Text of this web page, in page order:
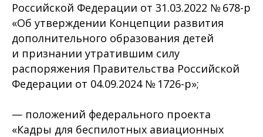
Российской Федерации от 31.03.2022 № 678-р
«Об утверждении Концепции развития
дополнительного образования детей
и признании утратившим силу
распоряжения Правительства Российской
Федерации от 04.09.2024 № 1726-р»;
— положений федерального проекта
«Кадры для беспилотных авиационных